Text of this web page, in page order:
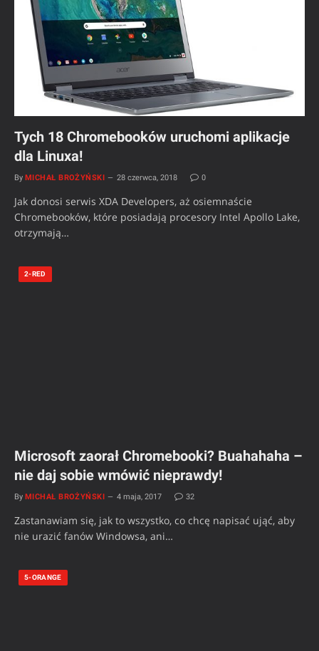
Tych 18 Chromebooków uruchomi aplikacje
dla Linuxa!
By MICHAŁ BROŻYŃSKI 28 czerwca, 2018 0
Jak donosi serwis XDA Developers, aż osiemnaście
Chromebooków, które posiadają procesory Intel Apollo Lake,
otrzymają…
2-RED
Microsoft zaorał Chromebooki? Buahahaha –
nie daj sobie wmówić nieprawdy!
By MICHAŁ BROŻYŃSKI 4 maja, 2017 32
Zastanawiam się, jak to wszystko, co chcę napisać ująć, aby
nie urazić fanów Windowsa, ani…
5-ORANGE